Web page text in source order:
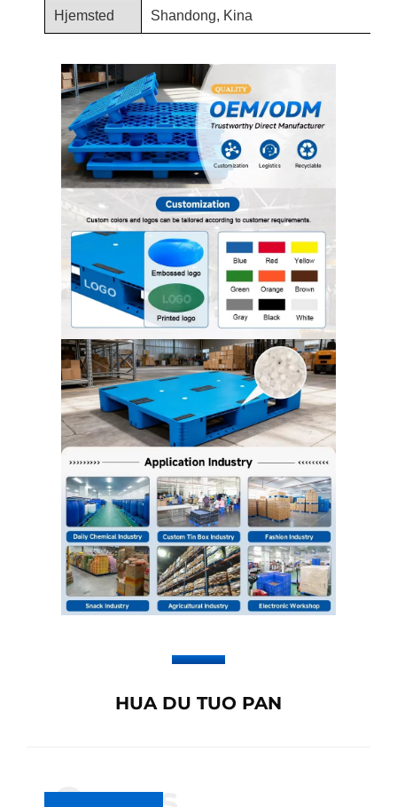
Hjemsted Shandong, Kina
HUA DU TUO PAN